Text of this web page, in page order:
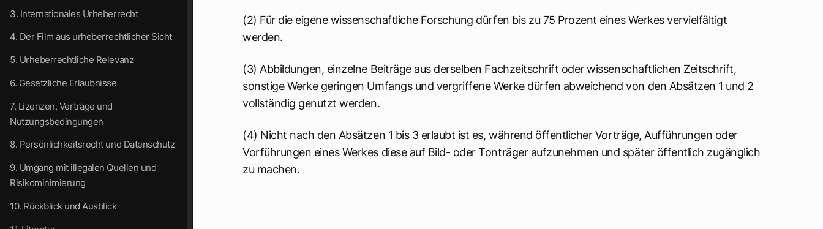
3. Internationales Urheberrecht
4. Der Film aus urheberrechtlicher Sicht
5. Urheberrechtliche Relevanz
6. Gesetzliche Erlaubnisse
7. Lizenzen, Verträge und
Nutzungsbedingungen
8. Persönlichkeitsrecht und Datenschutz
9. Umgang mit illegalen Quellen und
Risikominimierung
10. Rückblick und Ausblick
(2) Für die eigene wissenschaftliche Forschung dürfen bis zu 75 Prozent eines Werkes vervielfältigt
werden.
(3) Abbildungen, einzelne Beiträge aus derselben Fachzeitschrift oder wissenschaftlichen Zeitschrift,
sonstige Werke geringen Umfangs und vergriffene Werke dürfen abweichend von den Absätzen 1 und 2
vollständig genutzt werden.
(4) Nicht nach den Absätzen 1 bis 3 erlaubt ist es, während öffentlicher Vorträge, Aufführungen oder
Vorführungen eines Werkes diese auf Bild- oder Tonträger aufzunehmen und später öffentlich zugänglich
zu machen.